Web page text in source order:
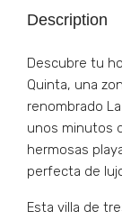
Description
Descubre tu
Quinta, una
renombrado
unos minutos
hermosas
perfecta de
Esta villa de